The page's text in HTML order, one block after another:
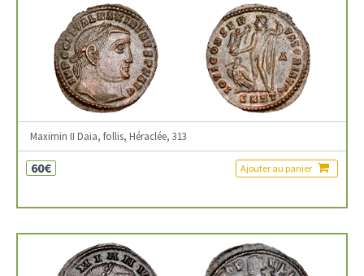
Maximin II Daia, follis, Héraclée, 313
60€ Ajouter au panier